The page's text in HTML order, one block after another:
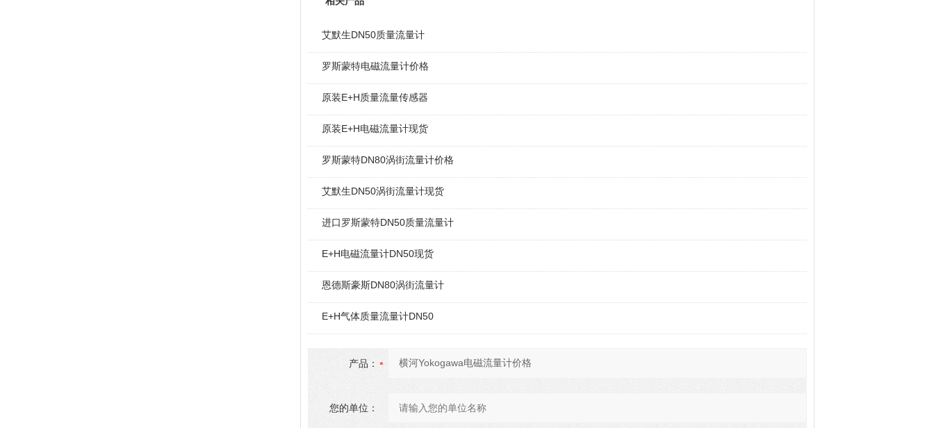
艾默生DN50质量流量计
罗斯蒙特电磁流量计价格
原装E+H质量流量传感器
原装E+H电磁流量计现货
罗斯蒙特DN80涡街流量计价格
艾默生DN50涡街流量计现货
进口罗斯蒙特DN50质量流量计
E+H电磁流量计DN50现货
恩德斯豪斯DN80涡街流量计
E+H气体质量流量计DN50
产品：
您的单位：